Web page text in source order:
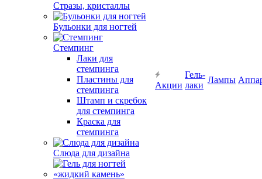
Стразы, кристаллы
Бульонки для ногтей
Стемпинг
Лаки для
стемпинга
Пластины для
стемпинга
Штамп и скребок
для стемпинга
Краска для
стемпинга
Слюда для дизайна
Акции
Гель-
лаки
Лампы